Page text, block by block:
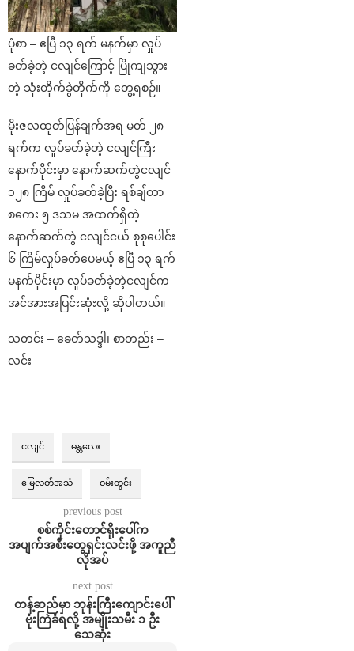
ပုံစာ – ဧပြီ ၁၃ ရက် မနက်မှာ လှုပ်
ခတ်ခဲ့တဲ့ ငလျင်ကြောင့် ပြိုကျသွား
တဲ့ သုံးတိုက်ခွဲတိုက်ကို တွေ့ရစဉ်။
မိုးဇလထုတ်ပြန်ချက်အရ မတ် ၂၈
ရက်က လှုပ်ခတ်ခဲ့တဲ့ ငလျင်ကြီး
နောက်ပိုင်းမှာ နောက်ဆက်တွဲငလျင်
၁၂၈ ကြိမ် လှုပ်ခတ်ခဲ့ပြီး ရစ်ချ်တာ
စကေး ၅ ဒသမ အထက်ရှိတဲ့
နောက်ဆက်တွဲ ငလျင်ငယ် စုစုပေါင်း
၆ ကြိမ်လှုပ်ခတ်ပေမယ့် ဧပြီ ၁၃ ရက်
မနက်ပိုင်းမှာ လှုပ်ခတ်ခဲ့တဲ့ငလျင်က
အင်အားအပြင်းဆုံးလို့ ဆိုပါတယ်။
သတင်း – ခေတ်သဒ္ဒါ၊ စာတည်း –
လင်း
ငလျင် မန္တလေး
မြေလတ်အသံ ဝမ်းတွင်း
previous post
စစ်ကိုင်းတောင်ရိုးပေါ်က
အပျက်အစီးတွေရှင်းလင်းဖို့ အကူညီ
လိုအပ်
next post
တန့်ဆည်မှာ ဘုန်းကြီးကျောင်းပေါ်
ဗုံးကြဲခံရလို့ အမျိုးသမီး ၁ ဦး
သေဆုံး